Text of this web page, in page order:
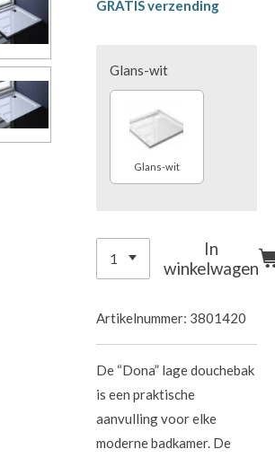
GRATIS verzending
Glans-wit
Glans-wit
In
winkelwagen
Artikelnummer: 3801420
De “Dona” lage douchebak
is een praktische
aanvulling voor elke
moderne badkamer. De